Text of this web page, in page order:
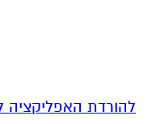
להורדת האפליקציה